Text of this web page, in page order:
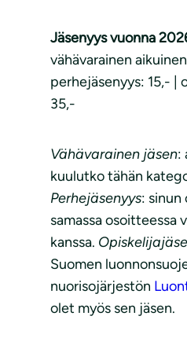
Jäsenyys vuonna
vähävarainen aikuinen
perhejäsenyys: 15,- |
35,-
Vähävarainen jäsen:
kuulutko tähän
Perhejäsenyys: sinun
samassa osoitteessa
kanssa.
Suomen
nuorisojärjestön
olet myös sen jäsen.